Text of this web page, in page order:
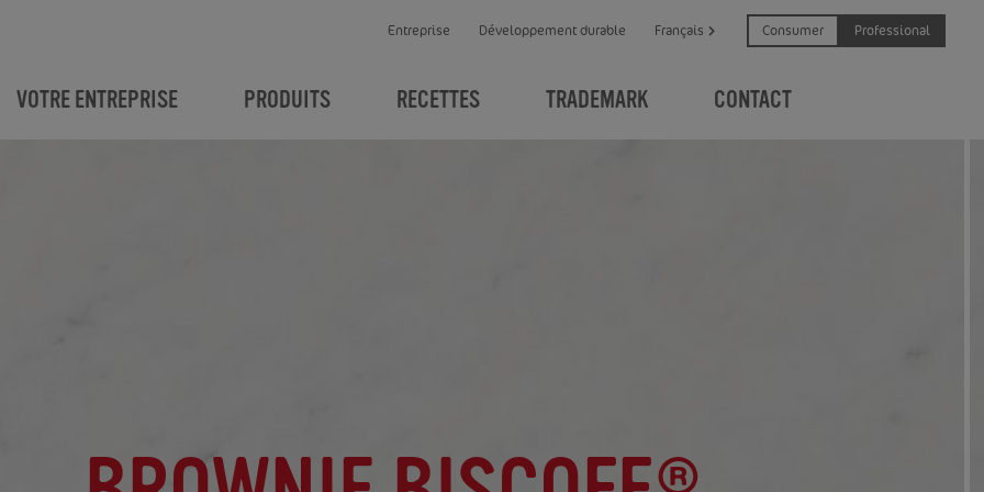
Entreprise Développement durable Français Professional
Consumer
VOTRE ENTREPRISE PRODUITS RECETTES TRADEMARK CONTACT